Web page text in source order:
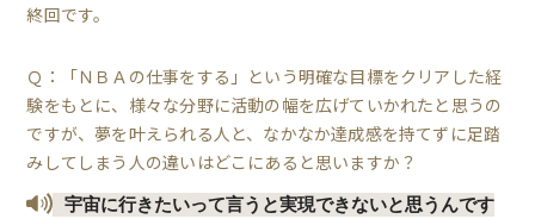
終回です。
Ｑ：「ＮＢＡの仕事をする」という明確な目標をクリアした経
験をもとに、様々な分野に活動の幅を広げていかれたと思うの
ですが、夢を叶えられる人と、なかなか達成感を持てずに足踏
みしてしまう人の違いはどこにあると思いますか？
宇宙に行きたいって言うと実現できないと思うんです